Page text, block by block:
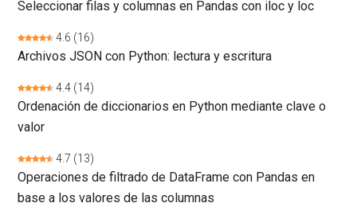
Seleccionar filas y columnas en Pandas con iloc y loc
4.6 (16)
Archivos JSON con Python: lectura y escritura
4.4 (14)
Ordenación de diccionarios en Python mediante clave o
valor
4.7 (13)
Operaciones de filtrado de DataFrame con Pandas en
base a los valores de las columnas